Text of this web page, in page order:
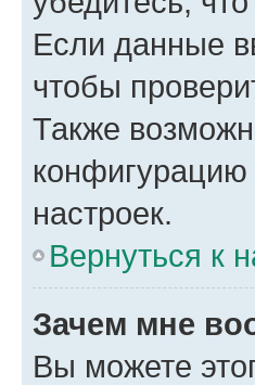
Если данные
чтобы
Также
настроек.
Вернуться к
Зачем мне
Вы можете